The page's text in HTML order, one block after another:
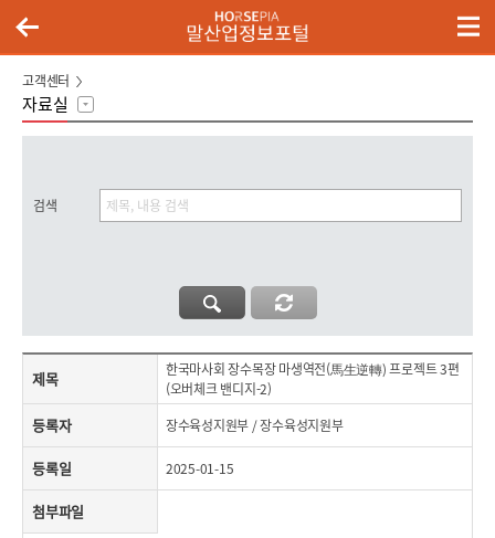
고객센터
자료실
검색
제목,등록자,등록일,첨부파일,내용으로 구성된 한국마사회 장수목장 마생역전(馬生逆轉) 프로젝트 3편(오버체크 밴디지-2) 게시글의 내용 보기
제목
한국마사회 장수목장 마생역전(馬生逆轉) 프로젝트 3편
(오버체크 밴디지-2)
등록자 장수육성지원부 / 장수육성지원부
등록일 2025-01-15
첨부파일